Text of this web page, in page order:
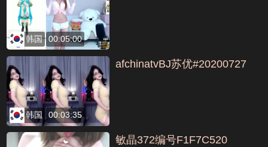
韩国 00:05:00
韩国 00:03:35
afchinatvBJ苏优#20200727
敏晶372编号F1F7C520